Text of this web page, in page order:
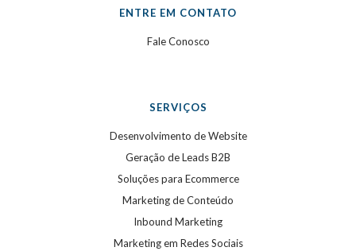
ENTRE EM CONTATO
Fale Conosco
SERVIÇOS
Desenvolvimento de Website
Geração de Leads B2B
Soluções para Ecommerce
Marketing de Conteúdo
Inbound Marketing
Marketing em Redes Sociais